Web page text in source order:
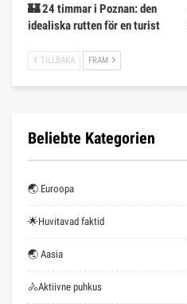
🏰 24 timmar i Poznan: den
idealiska rutten för en turist
TILLBAKA FRAM
Beliebte Kategorien
🌏 Euroopa
🌟Huvitavad faktid
🌏 Aasia
🚴Aktiivne puhkus